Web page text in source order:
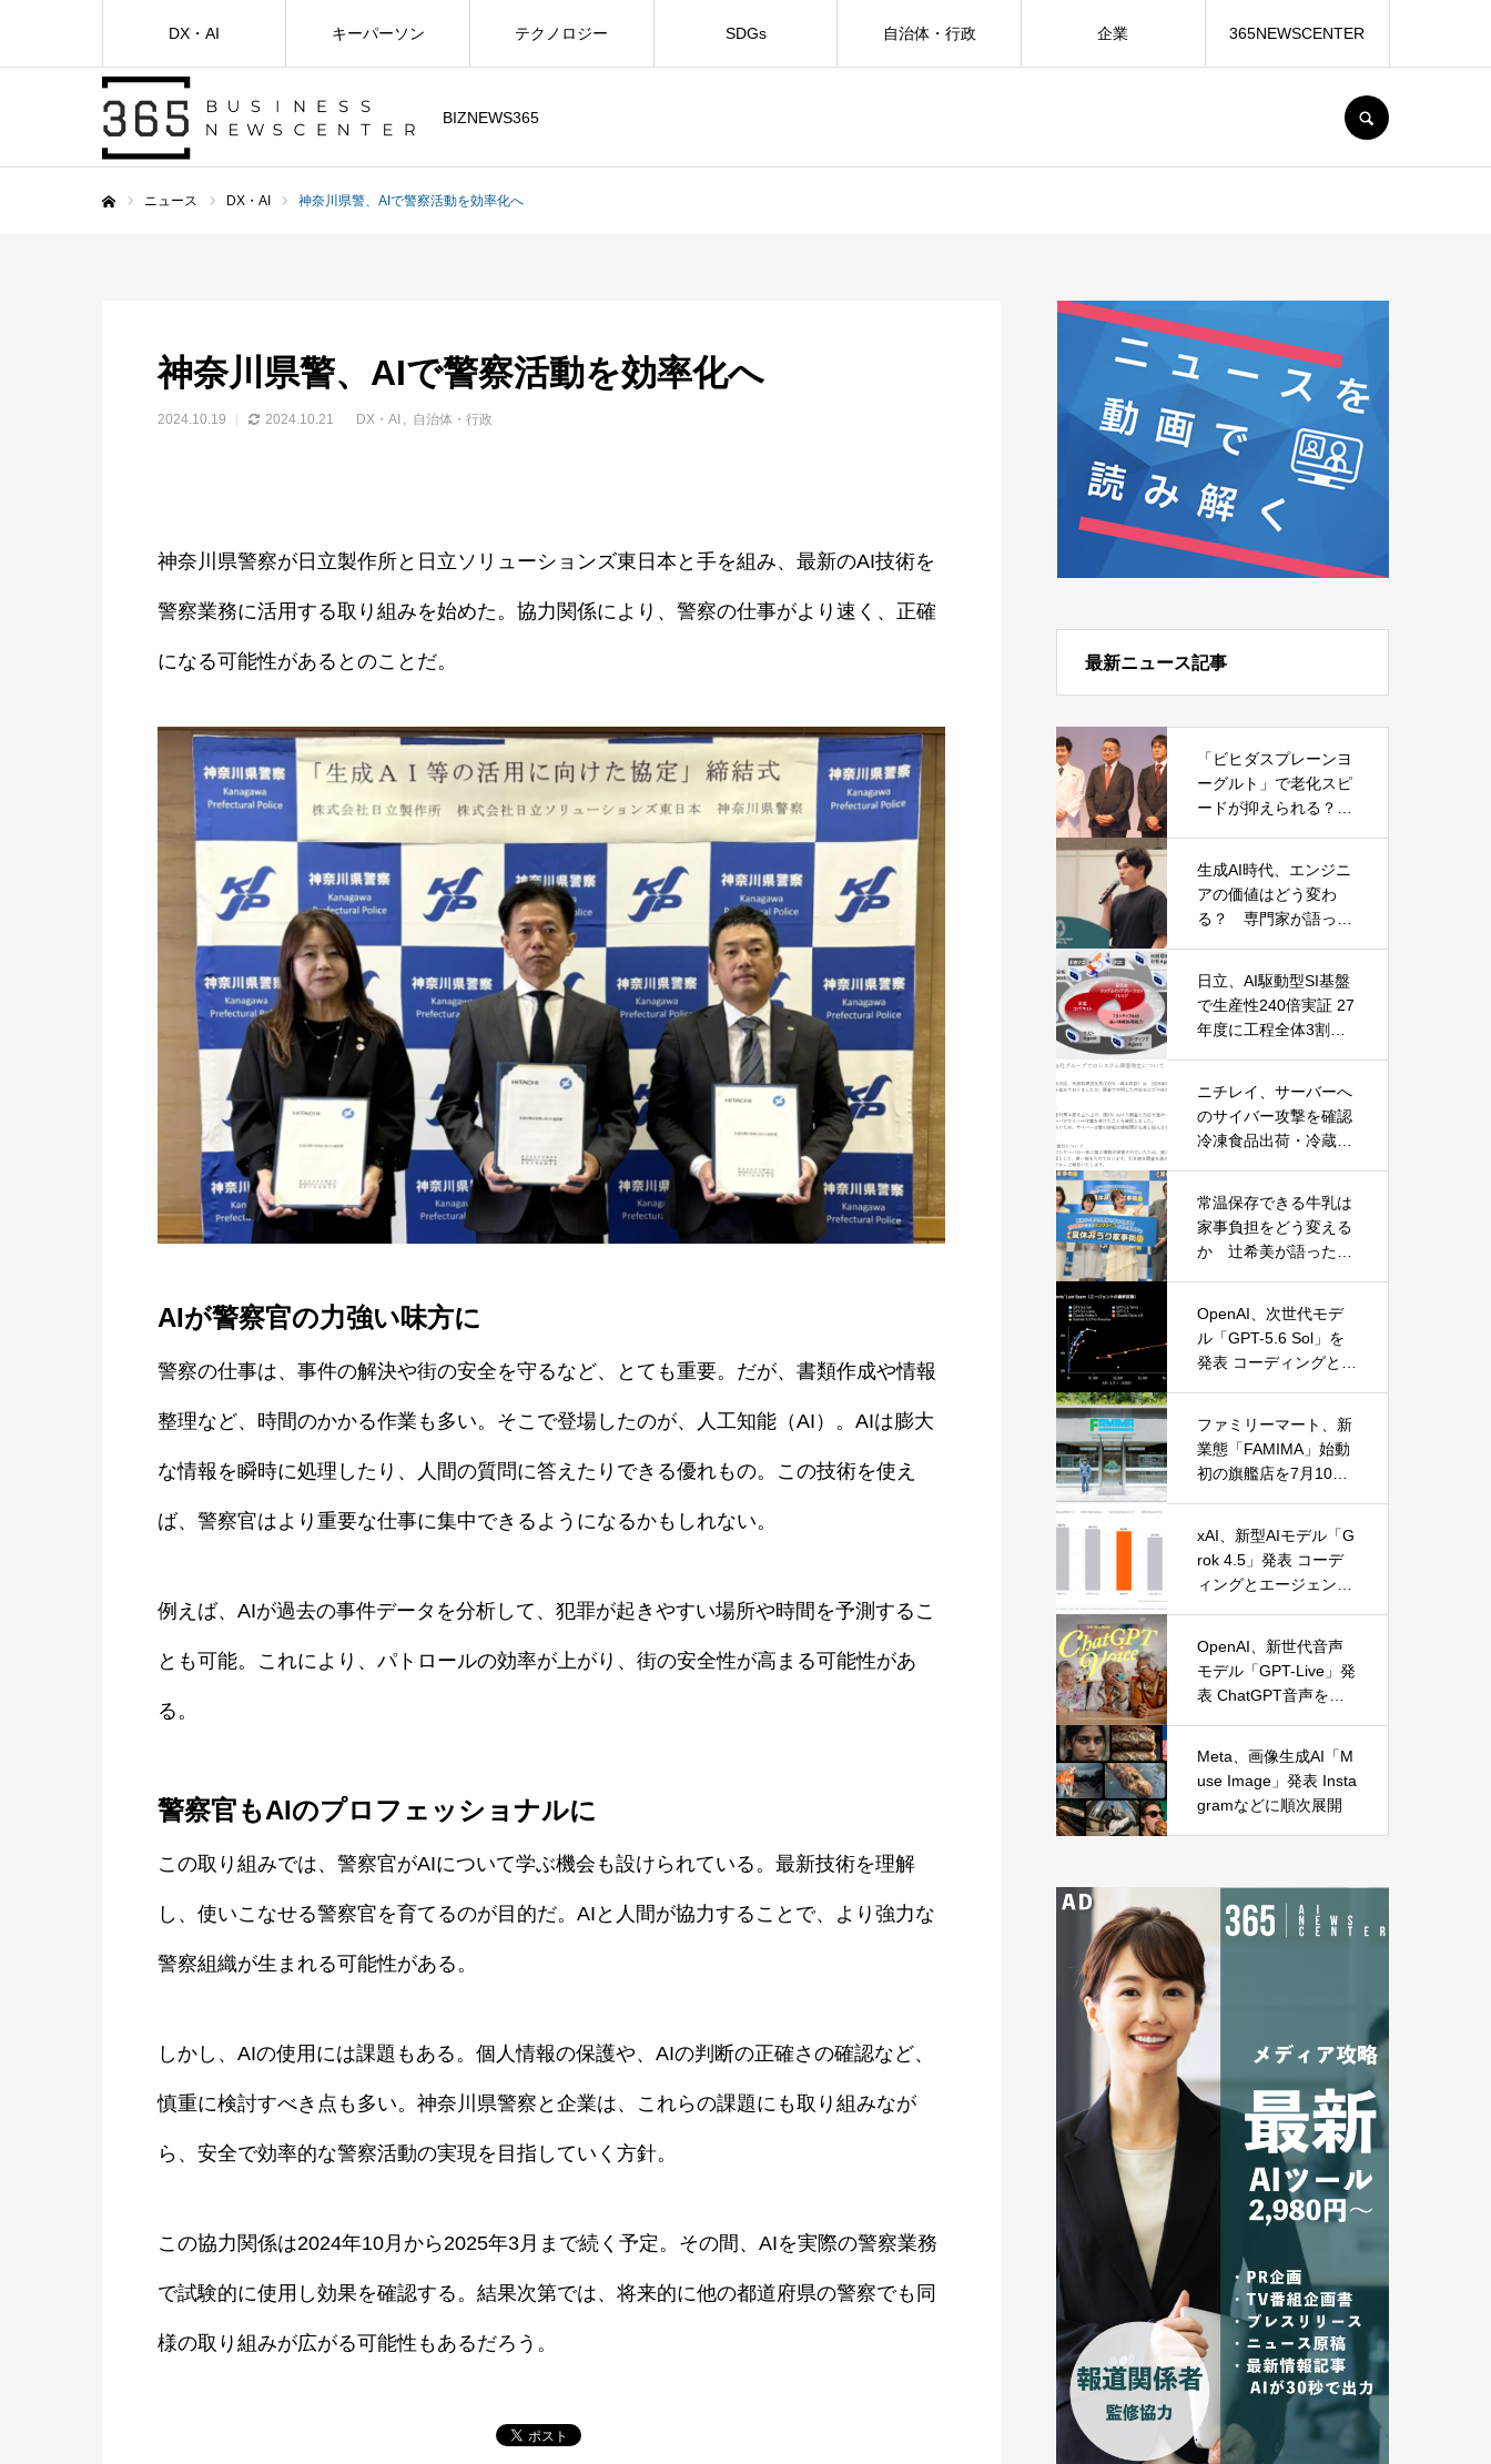
BIZNEWS365
DX・AI キーパーソン テクノロジー SDGs 自治体・行政 企業 365NEWSCENTER
ニュース DX・AI 神奈川県警、AIで警察活動を効率化へ
神奈川県警、AIで警察活動を効率化へ
2024.10.19 2024.10.21 DX・AI 自治体・行政
神奈川県警察が日立製作所と日立ソリューションズ東日本と手を組み、最新のAI技術を
警察業務に活用する取り組みを始めた。協力関係により、警察の仕事がより速く、正確
になる可能性があるとのことだ。
AIが警察官の力強い味方に
警察の仕事は、事件の解決や街の安全を守るなど、とても重要。だが、書類作成や情報
整理など、時間のかかる作業も多い。そこで登場したのが、人工知能（AI）。AIは膨大
な情報を瞬時に処理したり、人間の質問に答えたりできる優れもの。この技術を使え
ば、警察官はより重要な仕事に集中できるようになるかもしれない。
例えば、AIが過去の事件データを分析して、犯罪が起きやすい場所や時間を予測するこ
とも可能。これにより、パトロールの効率が上がり、街の安全性が高まる可能性があ
る。
警察官もAIのプロフェッショナルに
この取り組みでは、警察官がAIについて学ぶ機会も設けられている。最新技術を理解
し、使いこなせる警察官を育てるのが目的だ。AIと人間が協力することで、より強力な
警察組織が生まれる可能性がある。
しかし、AIの使用には課題もある。個人情報の保護や、AIの判断の正確さの確認など、
慎重に検討すべき点も多い。神奈川県警察と企業は、これらの課題にも取り組みなが
ら、安全で効率的な警察活動の実現を目指していく方針。
この協力関係は2024年10月から2025年3月まで続く予定。その間、AIを実際の警察業務
で試験的に使用し効果を確認する。結果次第では、将来的に他の都道府県の警察でも同
様の取り組みが広がる可能性もあるだろう。
最新ニュース記事
「ビヒダスプレーンヨ
ーグルト」で老化スピ
ードが抑えられる？
生成AI時代、エンジニ
アの価値はどう変わ
る？ 専門家が語った
日立、AI駆動型SI基盤
で生産性240倍実証 27
年度に工程全体3割向
ニチレイ、サーバーへ
のサイバー攻撃を確認
冷凍食品出荷・冷蔵倉
常温保存できる牛乳は
家事負担をどう変える
か 辻希美が語った夏
OpenAI、次世代モデ
ル「GPT-5.6 Sol」を
発表 コーディングとサ
ファミリーマート、新
業態「FAMIMA」始動
初の旗艦店を7月10日
xAI、新型AIモデル「G
rok 4.5」発表 コーデ
ィングとエージェント
OpenAI、新世代音声
モデル「GPT-Live」発
表 ChatGPT音声を全
Meta、画像生成AI「M
use Image」発表 Insta
gramなどに順次展開